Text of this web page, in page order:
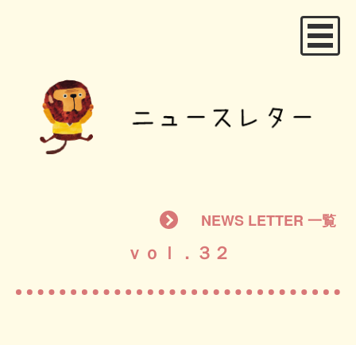
NEWS LETTER 一覧
ｖｏｌ．３２